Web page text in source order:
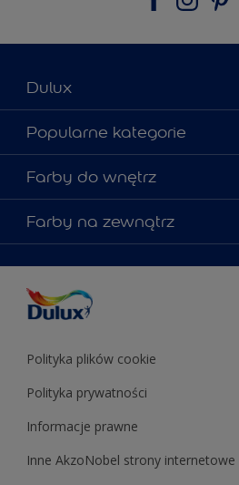
Dulux
Materiały marketingowe
Mapa strony
Kontakt
Zgodność kolorów
Popularne kategorie
Kolory farb
Porady ekspertów
Zainspiruj się
Znajdź sklep
Farby do wnętrz
Farby do ścian
Farby uniwersalne
Podkłady i grunty
Testery farb
Farby do sufitów
Farby na zewnątrz
Farby uniwersalne
Podkłady i grunty
Polityka plików cookie
Polityka prywatności
Informacje prawne
Inne AkzoNobel strony internetowe